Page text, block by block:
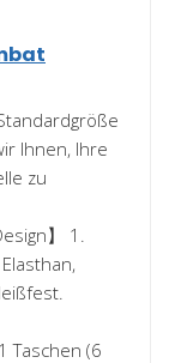
Ihnen, Ihre
zu
】 1.
Taschen (6